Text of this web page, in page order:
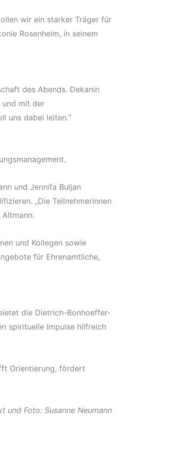
wir ein starker Träger für
Rosenheim, in seinem
des Abends. Dekanin
und mit der
uns dabei leiten.“
und Jennifa Buljan
„Die Teilnehmerinnen
und Kollegen sowie
für Ehrenamtliche,
die Dietrich-Bonhoeffer-
spirituelle Impulse hilfreich
Orientierung, fördert
und Foto: Susanne Neumann